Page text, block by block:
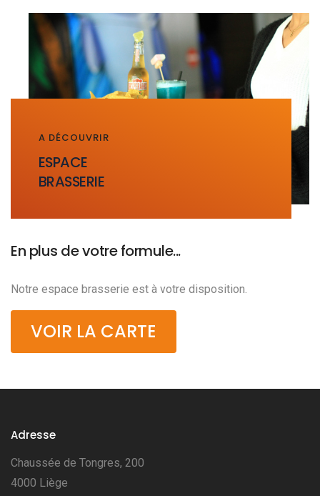
A DÉCOUVRIR
ESPACE
BRASSERIE
En plus de votre formule...
Notre espace brasserie est à votre disposition.
VOIR LA CARTE
Adresse
Chaussée de Tongres, 200
4000 Liège